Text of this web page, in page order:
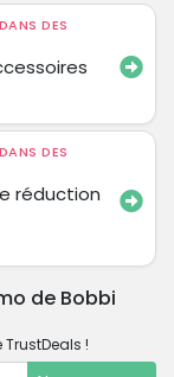
DES
DES
réduction
de Bobbi
!